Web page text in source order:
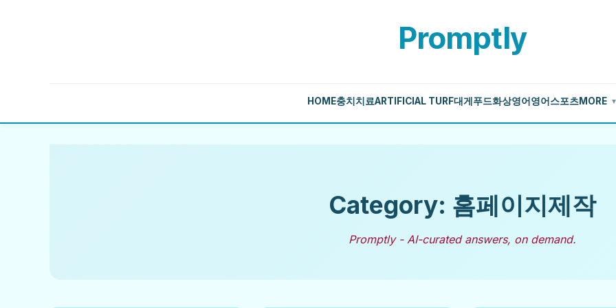
Promptly
HOME충치치료ARTIFICIAL TURF대게 푸드화상영어 영어 스포츠MORE
Category: 홈페이지제작
Promptly - AI-curated answers, on demand.